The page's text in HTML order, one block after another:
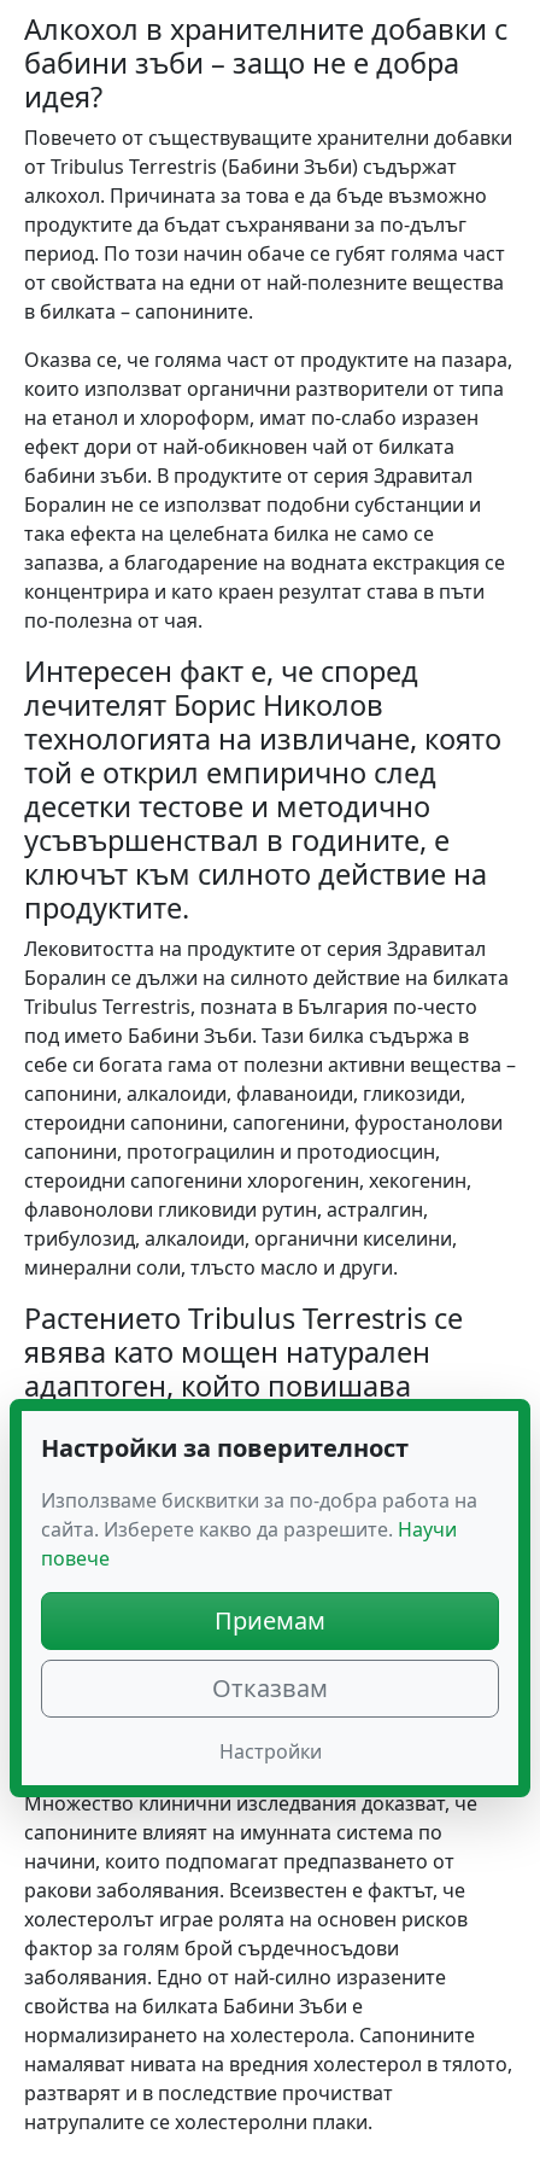
Алкохол в хранителните добавки с
бабини зъби – защо не е добра
идея?
Повечето от съществуващите хранителни добавки
от Tribulus Terrestris (Бабини Зъби) съдържат
алкохол. Причината за това е да бъде възможно
продуктите да бъдат съхранявани за по-дълъг
период. По този начин обаче се губят голяма част
от свойствата на едни от най-полезните вещества
в билката – сапонините.
Оказва се, че голяма част от продуктите на пазара,
които използват органични разтворители от типа
на етанол и хлороформ, имат по-слабо изразен
ефект дори от най-обикновен чай от билката
бабини зъби. В продуктите от серия Здравитал
Боралин не се използват подобни субстанции и
така ефекта на целебната билка не само се
запазва, а благодарение на водната екстракция се
концентрира и като краен резултат става в пъти
по-полезна от чая.
Интересен факт е, че според
лечителят Борис Николов
технологията на извличане, която
той е открил емпирично след
десетки тестове и методично
усъвършенствал в годините, е
ключът към силното действие на
продуктите.
Лековитостта на продуктите от серия Здравитал
Боралин се дължи на силното действие на билката
Tribulus Terrestris, позната в България по-често
под името Бабини Зъби. Тази билка съдържа в
себе си богата гама от полезни активни вещества –
сапонини, алкалоиди, флаваноиди, гликозиди,
стероидни сапонини, сапогенини, фуростанолови
сапонини, протограцилин и протодиосцин,
стероидни сапогенини хлорогенин, хекогенин,
флавонолови гликовиди рутин, астралгин,
трибулозид, алкалоиди, органични киселини,
минерални соли, тлъсто масло и други.
Растението Tribulus Terrestris се
явява като мощен натурален
адаптоген, който повишава
устойчивостта на човешкия
организъм към околната среда.
Билката бабини зъби е известна в традиционната
медицина и със своите болкоуспокояващи и
аналгетични действия. При локално нанасяне в
кръвообращението. Това позволява до мястото да
циркулират повече кръв, кислород и множество
хранителни вещества, които подпомагат
травмираното място. По-добрата циркулация на
кръв също допринася и към отпускането на
сковани мускули и стави.
Множество клинични изследвания доказват, че
сапонините влияят на имунната система по
начини, които подпомагат предпазването от
ракови заболявания. Всеизвестен е фактът, че
холестеролът играе ролята на основен рисков
фактор за голям брой сърдечносъдови
заболявания. Едно от най-силно изразените
свойства на билката Бабини Зъби е
нормализирането на холестерола. Сапонините
намаляват нивата на вредния холестерол в тялото,
разтварят и в последствие прочистват
натрупалите се холестеролни плаки.
Настройки за поверителност
Използваме бисквитки за по-добра работа на
сайта. Изберете какво да разрешите. Научи
повече
Приемам
Отказвам
Настройки